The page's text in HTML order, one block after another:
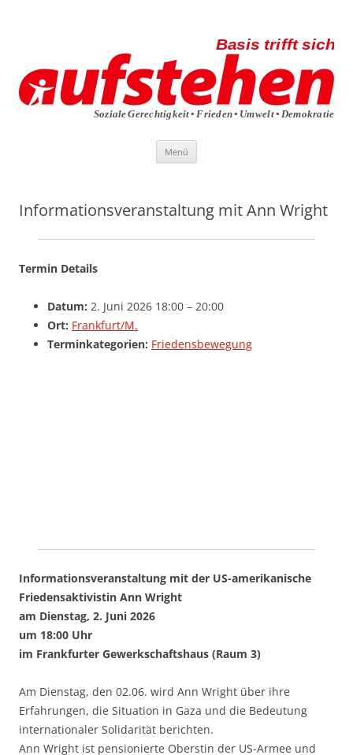
Menü
Informationsveranstaltung mit Ann Wright
Termin Details
Datum: 2. Juni 2026 18:00 – 20:00
Ort: Frankfurt/M.
Terminkategorien: Friedensbewegung
Informationsveranstaltung mit der US-amerikanische
Friedensaktivistin Ann Wright
am Dienstag, 2. Juni 2026
um 18:00 Uhr
im Frankfurter Gewerkschaftshaus (Raum 3)
Am Dienstag, den 02.06. wird Ann Wright über ihre
Erfahrungen, die Situation in Gaza und die Bedeutung
internationaler Solidarität berichten.
Ann Wright ist pensionierte Oberstin der US-Armee und